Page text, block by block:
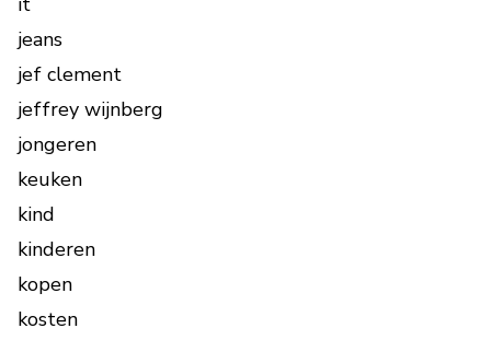
jeans
jef clement
jeffrey wijnberg
jongeren
keuken
kind
kinderen
kopen
kosten